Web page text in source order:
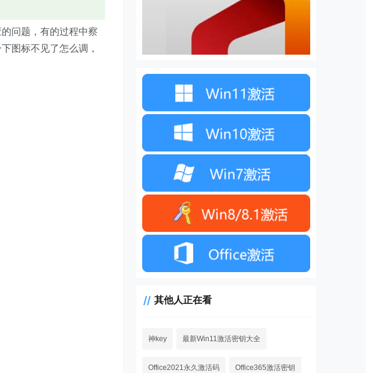
问题，有的过程中察
图标不见了怎么调，
其他人正在看
神key 最新Win11激活密钥大全
Office2021永久激活码 Office365激活密钥